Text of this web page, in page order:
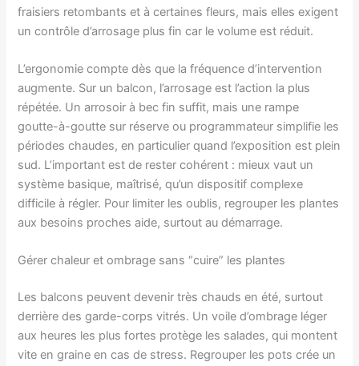
fraisiers retombants et à certaines fleurs, mais elles exigent
un contrôle d’arrosage plus fin car le volume est réduit.
L’ergonomie compte dès que la fréquence d’intervention
augmente. Sur un balcon, l’arrosage est l’action la plus
répétée. Un arrosoir à bec fin suffit, mais une rampe
goutte-à-goutte sur réserve ou programmateur simplifie les
périodes chaudes, en particulier quand l’exposition est plein
sud. L’important est de rester cohérent : mieux vaut un
système basique, maîtrisé, qu’un dispositif complexe
difficile à régler. Pour limiter les oublis, regrouper les plantes
aux besoins proches aide, surtout au démarrage.
Gérer chaleur et ombrage sans “cuire” les plantes
Les balcons peuvent devenir très chauds en été, surtout
derrière des garde-corps vitrés. Un voile d’ombrage léger
aux heures les plus fortes protège les salades, qui montent
vite en graine en cas de stress. Regrouper les pots crée un